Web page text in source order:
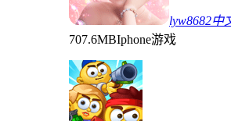
lyw8682中
707.6MBIphone游戏